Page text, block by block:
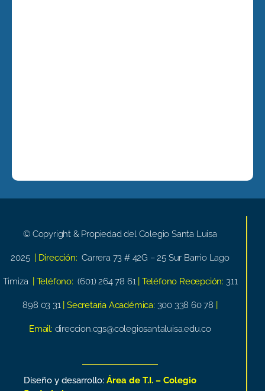
© Copyright & Propiedad del Colegio Santa Luisa
2025 | Dirección: Carrera 73 # 42G – 25 Sur Barrio Lago
Timiza | Teléfono: (601) 264 78 61 | Teléfono Recepción: 311
898 03 31 | Secretaria Académica: 300 338 60 78
Email: direccion.cgs@colegiosantaluisa.edu.co
Diseño y desarrollo: Área de T.I. – Colegio